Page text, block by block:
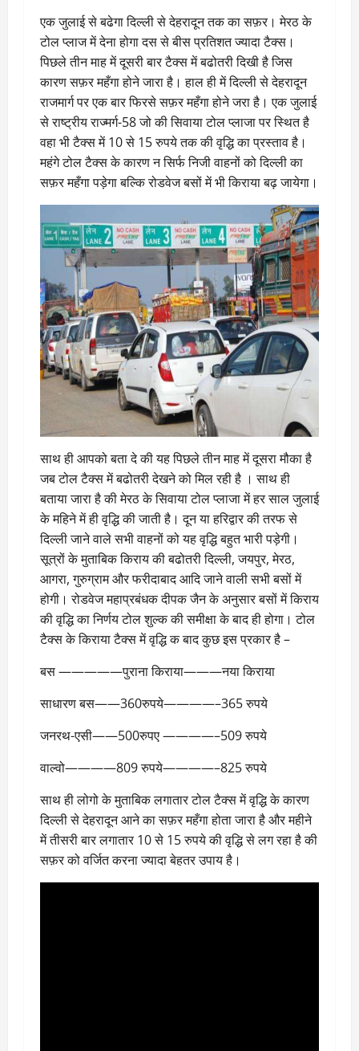
एक जुलाई से बढेगा दिल्ली से देहरादून तक का सफ़र। मेरठ के
टोल प्लाज में देना होगा दस से बीस प्रतिशत ज्यादा टैक्स।
पिछले तीन माह में दूसरी बार टैक्स में बढोतरी दिखी है जिस
कारण सफ़र महँगा होने जारा है। हाल ही में दिल्ली से देहरादून
राजमार्ग पर एक बार फिरसे सफ़र महँगा होने जरा है। एक जुलाई
से राष्ट्रीय राज्मर्ग-58 जो की सिवाया टोल प्लाजा पर स्थित है
वहा भी टैक्स में 10 से 15 रुपये तक की वृद्धि का प्रस्ताव है।
महंगे टोल टैक्स के कारण न सिर्फ निजी वाहनों को दिल्ली का
सफ़र महँगा पड़ेगा बल्कि रोडवेज बसों में भी किराया बढ़ जायेगा।
साथ ही आपको बता दे की यह पिछले तीन माह में दूसरा मौका है
जब टोल टैक्स में बढोतरी देखने को मिल रही है । साथ ही
बताया जारा है की मेरठ के सिवाया टोल प्लाजा में हर साल जुलाई
के महिने में ही वृद्धि की जाती है। दून या हरिद्वार की तरफ से
दिल्ली जाने वाले सभी वाहनों को यह वृद्धि बहुत भारी पड़ेगी।
सूत्रों के मुताबिक किराय की बढोतरी दिल्ली, जयपुर, मेरठ,
आगरा, गुरुग्राम और फरीदाबाद आदि जाने वाली सभी बसों में
होगी। रोडवेज महाप्रबंधक दीपक जैन के अनुसार बसों में किराय
की वृद्धि का निर्णय टोल शुल्क की समीक्षा के बाद ही होगा। टोल
टैक्स के किराया टैक्स में वृद्धि क बाद कुछ इस प्रकार है –
बस —————पुराना किराया———नया किराया
साधारण बस——360रुपये————–365 रुपये
जनरथ-एसी——500रुपए ————–509 रुपये
वाल्वो————809 रुपये————–825 रुपये
साथ ही लोगो के मुताबिक लगातार टोल टैक्स में वृद्धि के कारण
दिल्ली से देहरादून आने का सफ़र महँगा होता जारा है और महीने
में तीसरी बार लगातार 10 से 15 रुपये की वृद्धि से लग रहा है की
सफ़र को वर्जित करना ज्यादा बेहतर उपाय है।